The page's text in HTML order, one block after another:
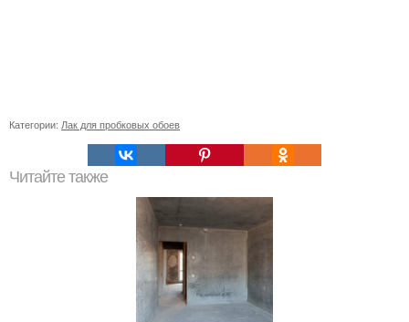
Категории: Лак для пробковых обоев
Читайте также